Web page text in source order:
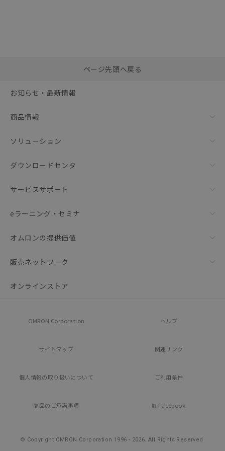
括ダウンロード
ページ先頭へ戻る
お知らせ・最新情報
商品情報
ソリューション
ダウンロードセンタ
サービスサポート
eラーニング・セミナ
オムロンの提供価値
販売ネットワーク
オンラインストア
OMRON Corporation ヘルプ
サイトマップ 関連リンク
個人情報の取り扱いについて ご利用条件
商品のご承諾事項 Facebook
© Copyright OMRON Corporation 1996 - 2026.All Rights Reserved.